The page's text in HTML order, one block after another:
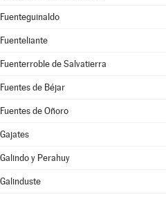
Fuenteguinaldo
Fuenteliante
Fuenterroble de Salvatierra
Fuentes de Béjar
Fuentes de Oñoro
Gajates
Galindo y Perahuy
Galinduste